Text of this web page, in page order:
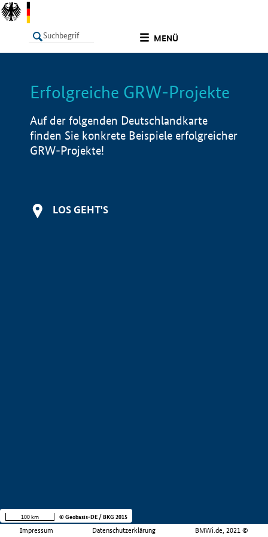
MENÜ
LISTE Info
Erfolgreiche GRW-Projekte
Auf der folgenden Deutschlandkarte
finden Sie konkrete Beispiele erfolgreicher
GRW-Projekte!
LOS GEHT'S
Impressum Datenschutzerklärung BMWi.de, 2021 ©
100 km © Geobasis-DE / BKG 2015